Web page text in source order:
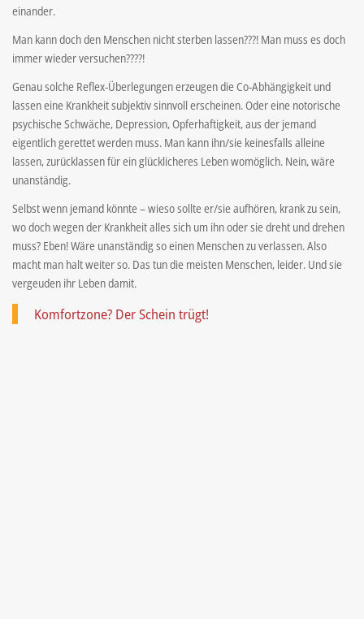
einander.
Man kann doch den Menschen nicht sterben lassen???! Man muss es doch
immer wieder versuchen????!
Genau solche Reflex-Überlegungen erzeugen die Co-Abhängigkeit und
lassen eine Krankheit subjektiv sinnvoll erscheinen. Oder eine notorische
psychische Schwäche, Depression, Opferhaftigkeit, aus der jemand
eigentlich gerettet werden muss. Man kann ihn/sie keinesfalls alleine
lassen, zurücklassen für ein glücklicheres Leben womöglich. Nein, wäre
unanständig.
Selbst wenn jemand könnte – wieso sollte er/sie aufhören, krank zu sein,
wo doch wegen der Krankheit alles sich um ihn oder sie dreht und drehen
muss? Eben! Wäre unanständig so einen Menschen zu verlassen. Also
macht man halt weiter so. Das tun die meisten Menschen, leider. Und sie
vergeuden ihr Leben damit.
Komfortzone? Der Schein trügt!